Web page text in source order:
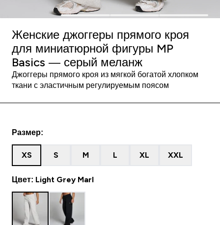
Женские джоггеры прямого кроя
для миниатюрной фигуры MP
Basics — серый меланж
Джоггеры прямого кроя из мягкой богатой хлопком
ткани с эластичным регулируемым поясом
Размер:
XS S M L XL XXL
Цвет: Light Grey Marl